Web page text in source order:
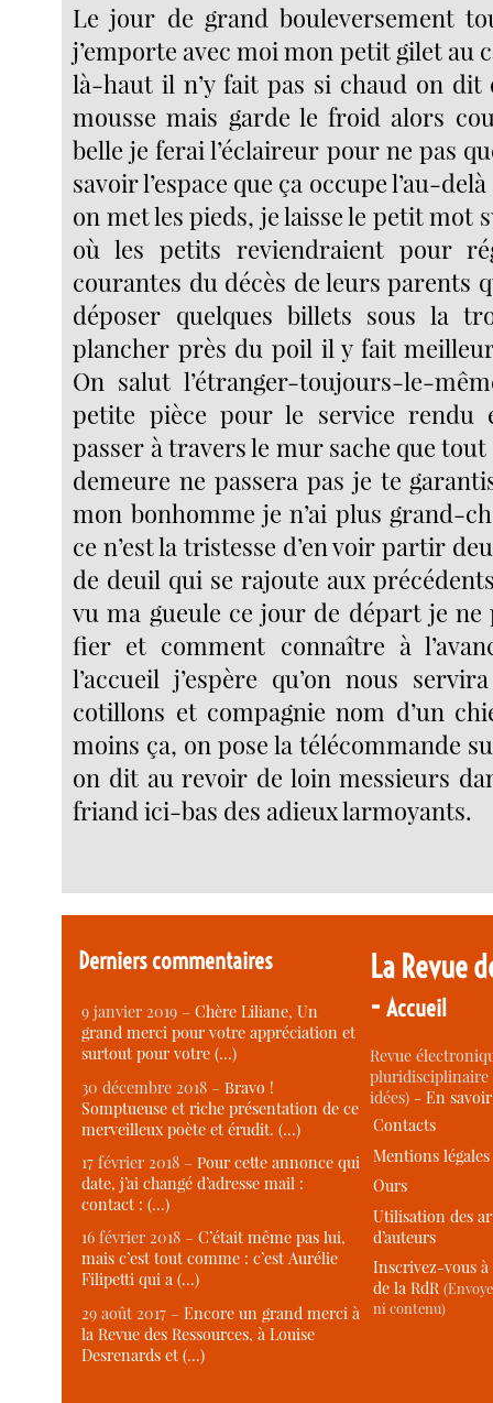
Le jour de grand bouleversement
j’emporte avec moi mon petit gilet au
là-haut il n’y fait pas si chaud on dit
mousse mais garde le froid alors
belle je ferai l’éclaireur pour ne pas
savoir l’espace que ça occupe l’au-
on met les pieds, je laisse le petit mot
où les petits reviendraient pour
courantes du décès de leurs parents
déposer quelques billets sous la
plancher près du poil il y fait
On salut l’étranger-toujours-le-
petite pièce pour le service rendu
passer à travers le mur sache que
demeure ne passera pas je te
mon bonhomme je n’ai plus grand-
ce n’est la tristesse d’en voir partir
de deuil qui se rajoute aux
vu ma gueule ce jour de départ je ne
fier et comment connaître à
l’accueil j’espère qu’on nous
cotillons et compagnie nom d’un
moins ça, on pose la télécommande
on dit au revoir de loin messieurs
friand ici-bas des adieux larmoyants.
Derniers commentaires
9 janvier 2019 –Chère Liliane, Un
grand merci pour votre appréciation et
surtout pour votre (…)
30 décembre 2018 –Bravo !
Somptueuse et riche présentation de ce
merveilleux poète et érudit. (…)
17 février 2018 –Pour cette annonce qui
date, j’ai changé d’adresse mail :
contact : (…)
16 février 2018 –C’était même pas lui,
mais c’est tout comme : c’est Aurélie
Filipetti qui a (…)
29 août 2017 –Encore un grand merci à
la Revue des Ressources, à Louise
Desrenards et (…)
La Revue
-Accueil
Revue
idées) -En
Contacts
Mentions légales
Ours
Utilisation des
d’auteurs
Inscrivez-vous
de la RdR
ni contenu)